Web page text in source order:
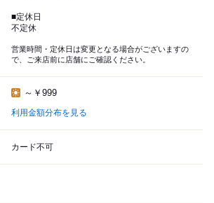
■定休日
不定休
営業時間・定休日は変更となる場合がございますの
で、ご来店前に店舗にご確認ください。
～￥999
利用金額分布を見る
カード不可